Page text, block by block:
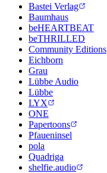
Bastei Verlag
Baumhaus
beHEARTBEAT
beTHRILLED
Community Editions
Eichborn
Grau
Lübbe Audio
Lübbe
LYX
ONE
Papertoons
Pfaueninsel
pola
Quadriga
shelfie.audio